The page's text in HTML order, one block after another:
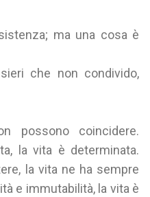
ma una cosa è
che non condivido,
possono coincidere.
la vita è determinata.
la vita ne ha sempre
e immutabilità, la vita è